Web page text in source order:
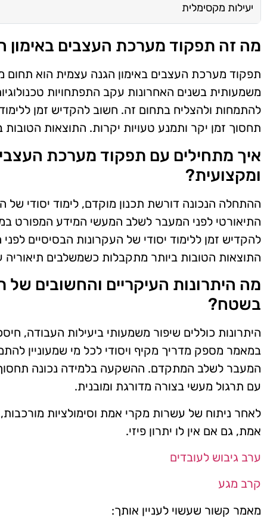
יעילות מקסימלית
מה זה תפקוד מערכת העצבים באימון
תפקוד מערכת העצבים באימון הגנה עצמית הוא
משמעותית בשנים האחרונות עקב התפתחויות
להתמחות ולהצליח בתחום זה. חשוב להקדיש זמן
תחסוך זמן יקר ותמנע טעויות יקרות. התוצאות
איך מתחילים עם תפקוד מערכת
ומקצועית?
ההתחלה הנכונה דורשת תכנון מוקדם, לימוד יסודי
התיאורטי לפני המעבר לשלב המעשי המידע המפורט
להקדיש זמן ללימוד יסודי של העקרונות הבסיסיים
התוצאות הטובות ביותר מתקבלות כשמשלבים תיאוריה
מה היתרונות העיקריים והחשובים
בשטח?
היתרונות כוללים שיפור משמעותי ביעילות העבודה,
במאמר מספק מדריך מקיף ויסודי לכל מי שמעוניין
המעבר לשלב המתקדם. ההשקעה בלמידה נכונה תחסוך
עם תרגול מעשי בצורה מדורגת ומובנית.
לאחר ניתוח של עשרות מקרי אמת וסימולציות
אמת, גם אם אין לו יתרון פיזי.
ערב גיבוש לעובדים
קרב מגע
מאמר קשור שעשוי לעניין אותך: